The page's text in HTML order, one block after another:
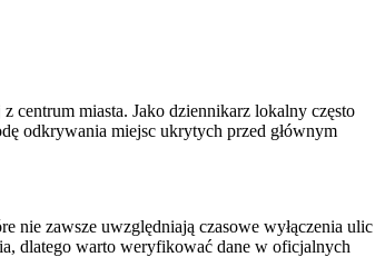
centrum miasta. Jako dziennikarz lokalny często
odkrywania miejsc ukrytych przed głównym
nie zawsze uwzględniają czasowe wyłączenia ulic
dlatego warto weryfikować dane w oficjalnych